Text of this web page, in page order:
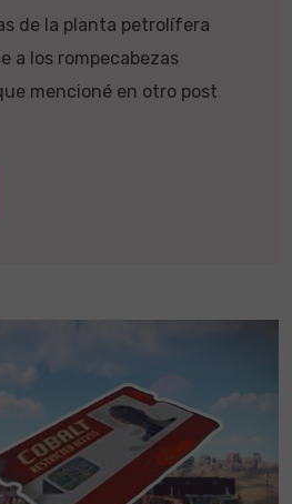
de la planta petrolífera
a los rompecabezas
mencioné en otro post